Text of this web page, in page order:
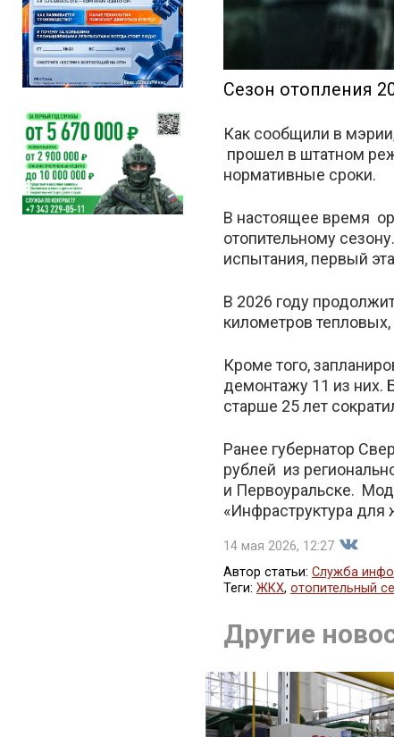
Сезон отопления
Как сообщили в
прошел в штатном
нормативные сроки.
В настоящее время
отопительному
испытания, первый
В 2026 году
километров
Кроме того,
демонтажу 11 из них.
старше 25 лет
Ранее губернатор
рублей из
и Первоуральске.
«Инфраструктура для
14 мая 2026, 12:27
Автор статьи: Служба
Теги: ЖКХ, отопительный
Другие